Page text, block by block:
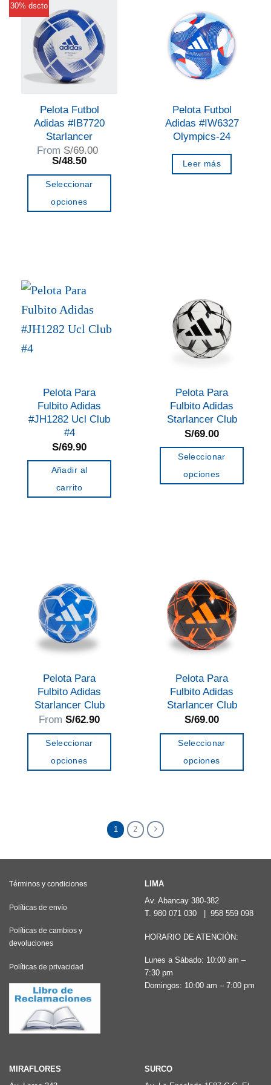
Las
opciones
se
pueden
elegir
la
página
de
producto
Las
opciones
se
pueden
elegir
la
página
producto
30% dscto
Pelota Futbol
Adidas #IB7720
Starlancer
FromS/69.00
El
original
S/69.00.
S/48.50El
actual
S/48.50.
Seleccionar
opciones
variantes.
opciones
se
la
página
de
producto
Pelota Futbol
Adidas #IW6327
Olympics-24
Leer más
Pelota Para
Fulbito Adidas
#JH1282 Ucl Club
#4
S/69.90
Añadir al
carrito
Pelota Para
Fulbito Adidas
Starlancer Club
S/69.00
Seleccionar
opciones
opciones
se
pueden
elegir
en
la
página
de
producto
Pelota Para
Fulbito Adidas
Starlancer Club
From S/62.90
Seleccionar
opciones
múltiples
Las
de
producto
Pelota Para
Fulbito Adidas
Starlancer Club
S/69.00
Seleccionar
opciones
Las
pueden
en
la
de
1 2
Términos y condiciones
Políticas de envío
Políticas de cambios y
devoluciones
Políticas de privacidad
LIMA
Av. Abancay 380-382
T. 980 071 030 958 559 098
HORARIO DE ATENCIÓN:
Lunes a Sábado: 10:00 am –
7:30 pm
Domingos: 10:00 am – 7:00 pm
MIRAFLORES
SURCO